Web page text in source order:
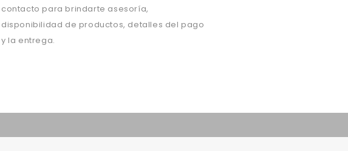
contacto para brindarte asesoría,
disponibilidad de productos, detalles del pago
y la entrega.